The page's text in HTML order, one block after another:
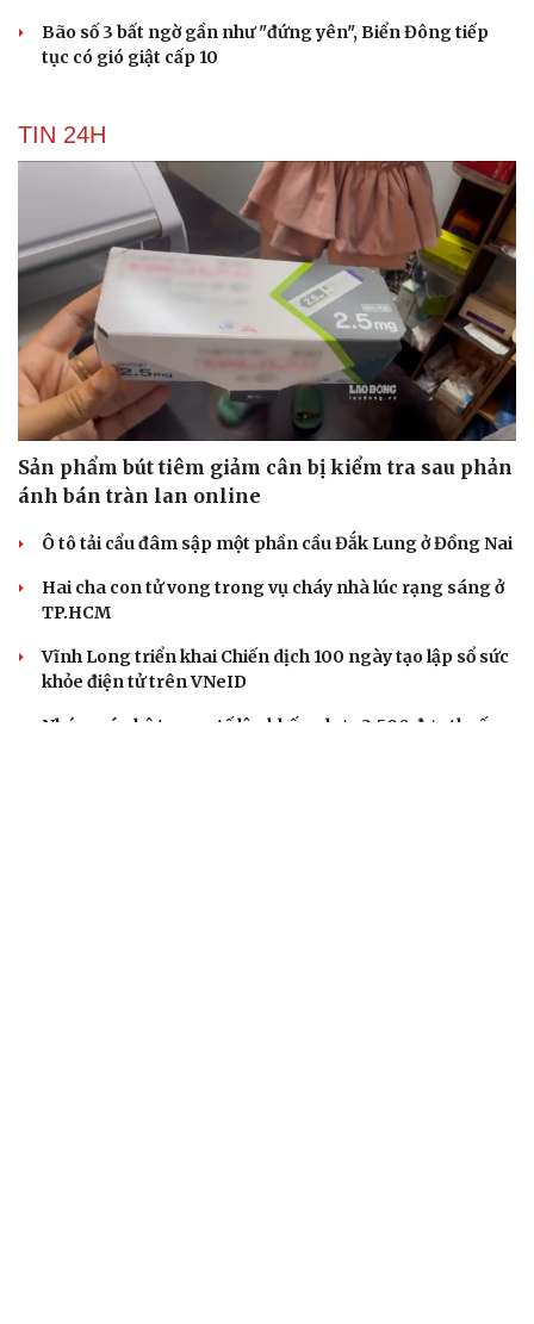
Bão số 3 bất ngờ gần như "đứng yên", Biển Đông tiếp
tục có gió giật cấp 10
TIN 24H
Sản phẩm bút tiêm giảm cân bị kiểm tra sau phản
ánh bán tràn lan online
Ô tô tải cẩu đâm sập một phần cầu Đắk Lung ở Đồng Nai
Hai cha con tử vong trong vụ cháy nhà lúc rạng sáng ở
TP.HCM
Vĩnh Long triển khai Chiến dịch 100 ngày tạo lập sổ sức
khỏe điện tử trên VNeID
Nhóm cán bộ trạm y tế lập khống hơn 3.500 đơn thuốc,